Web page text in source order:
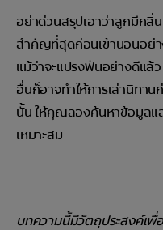
อย่าด่วนสรุปเอาว่าลูกมีกลิ่
สำคัญที่สุดก่อนเข้านอนอย่า
แม้ว่าจะแปรงฟันอย่างดีแล้
อื่นก็อาจทำให้การเล่านิทา
นั้น ให้คุณลองค้นหาข้อมูลแ
เหมาะสม
บทความนี้มีวัตถุประสงค์เพื่อ